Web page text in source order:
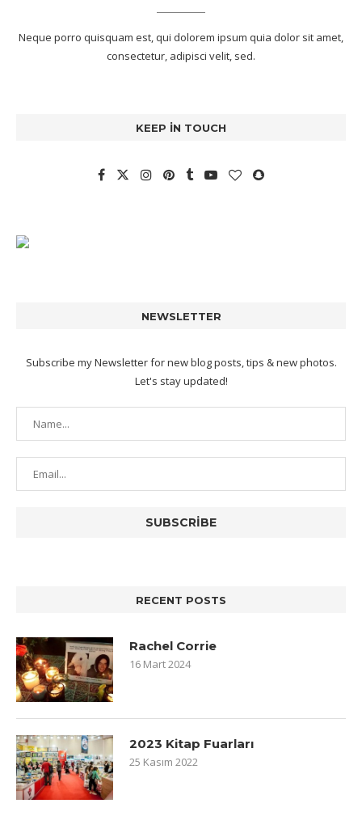
Neque porro quisquam est, qui dolorem ipsum quia dolor sit amet,
consectetur, adipisci velit, sed.
KEEP IN TOUCH
NEWSLETTER
Subscribe my Newsletter for new blog posts, tips & new photos.
Let's stay updated!
RECENT POSTS
Rachel Corrie
16 Mart 2024
2023 Kitap Fuarları
25 Kasım 2022